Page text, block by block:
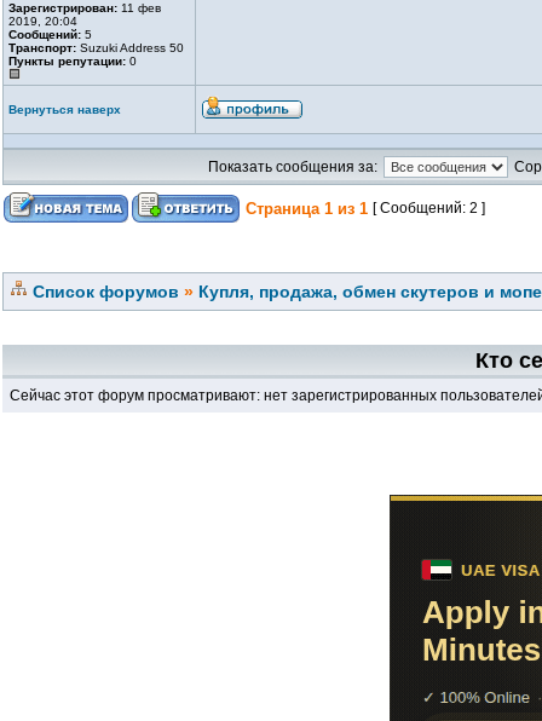
Зарегистрирован: 11 фев
2019, 20:04
Сообщений: 5
Транспорт: Suzuki Address 50
Пункты репутации: 0
Вернуться наверх
Показать сообщения за:
Страница 1 из 1 [ Сообщений: 2 ]
Список форумов » Купля, продажа, обмен скутеров и
Кто
Сейчас этот форум просматривают: нет зарегистрированных